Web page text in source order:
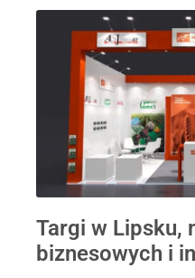
Targi w Lipsku,
biznesowych i